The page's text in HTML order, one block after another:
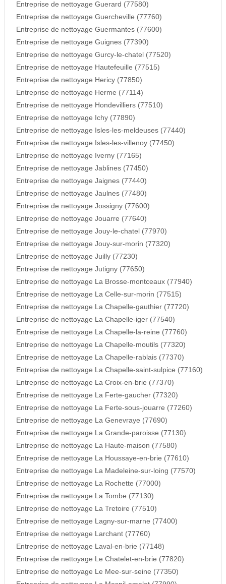
Entreprise de nettoyage Guerard (77580)
Entreprise de nettoyage Guercheville (77760)
Entreprise de nettoyage Guermantes (77600)
Entreprise de nettoyage Guignes (77390)
Entreprise de nettoyage Gurcy-le-chatel (77520)
Entreprise de nettoyage Hautefeuille (77515)
Entreprise de nettoyage Hericy (77850)
Entreprise de nettoyage Herme (77114)
Entreprise de nettoyage Hondevilliers (77510)
Entreprise de nettoyage Ichy (77890)
Entreprise de nettoyage Isles-les-meldeuses (77440)
Entreprise de nettoyage Isles-les-villenoy (77450)
Entreprise de nettoyage Iverny (77165)
Entreprise de nettoyage Jablines (77450)
Entreprise de nettoyage Jaignes (77440)
Entreprise de nettoyage Jaulnes (77480)
Entreprise de nettoyage Jossigny (77600)
Entreprise de nettoyage Jouarre (77640)
Entreprise de nettoyage Jouy-le-chatel (77970)
Entreprise de nettoyage Jouy-sur-morin (77320)
Entreprise de nettoyage Juilly (77230)
Entreprise de nettoyage Jutigny (77650)
Entreprise de nettoyage La Brosse-montceaux (77940)
Entreprise de nettoyage La Celle-sur-morin (77515)
Entreprise de nettoyage La Chapelle-gauthier (77720)
Entreprise de nettoyage La Chapelle-iger (77540)
Entreprise de nettoyage La Chapelle-la-reine (77760)
Entreprise de nettoyage La Chapelle-moutils (77320)
Entreprise de nettoyage La Chapelle-rablais (77370)
Entreprise de nettoyage La Chapelle-saint-sulpice (77160)
Entreprise de nettoyage La Croix-en-brie (77370)
Entreprise de nettoyage La Ferte-gaucher (77320)
Entreprise de nettoyage La Ferte-sous-jouarre (77260)
Entreprise de nettoyage La Genevraye (77690)
Entreprise de nettoyage La Grande-paroisse (77130)
Entreprise de nettoyage La Haute-maison (77580)
Entreprise de nettoyage La Houssaye-en-brie (77610)
Entreprise de nettoyage La Madeleine-sur-loing (77570)
Entreprise de nettoyage La Rochette (77000)
Entreprise de nettoyage La Tombe (77130)
Entreprise de nettoyage La Tretoire (77510)
Entreprise de nettoyage Lagny-sur-marne (77400)
Entreprise de nettoyage Larchant (77760)
Entreprise de nettoyage Laval-en-brie (77148)
Entreprise de nettoyage Le Chatelet-en-brie (77820)
Entreprise de nettoyage Le Mee-sur-seine (77350)